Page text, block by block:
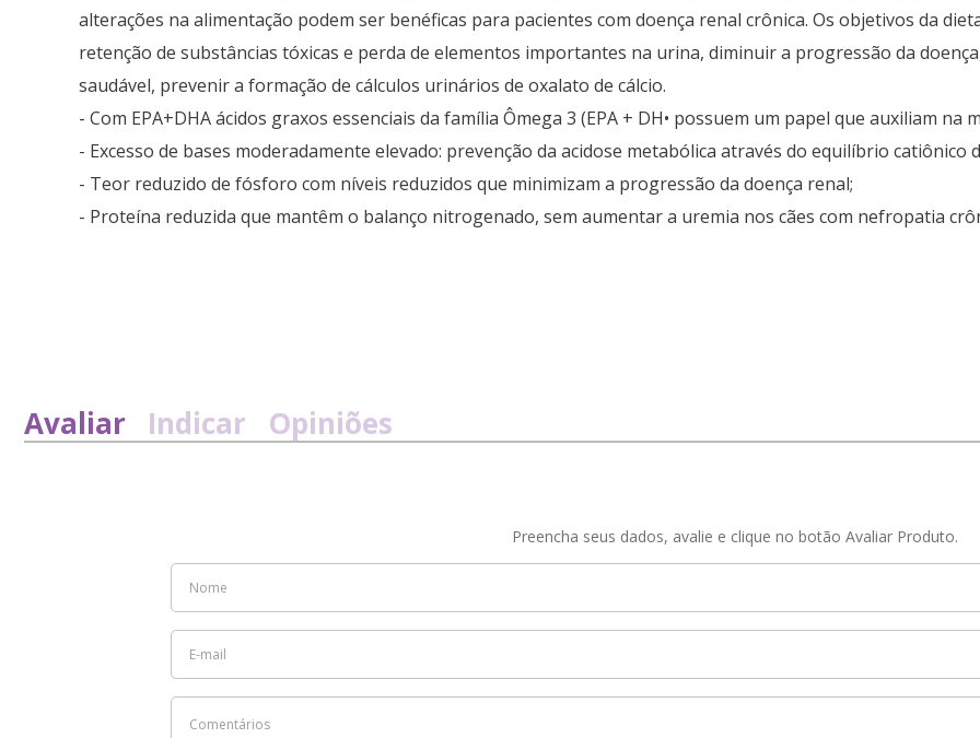
alterações na alimentação podem ser benéficas para pacientes com doença renal crônica. Os objetivos da
retenção de substâncias tóxicas e perda de elementos importantes na urina, diminuir a progressão da
saudável, prevenir a formação de cálculos urinários de oxalato de cálcio.
- Com EPA+DHA ácidos graxos essenciais da família Ômega 3 (EPA + DH• possuem um papel que auxiliam
- Excesso de bases moderadamente elevado: prevenção da acidose metabólica através do equilíbrio catiônico
- Teor reduzido de fósforo com níveis reduzidos que minimizam a progressão da doença renal;
- Proteína reduzida que mantêm o balanço nitrogenado, sem aumentar a uremia nos cães com nefropatia
Avaliar Indicar Opiniões
Preencha seus dados, avalie e clique no botão Avaliar Produto.